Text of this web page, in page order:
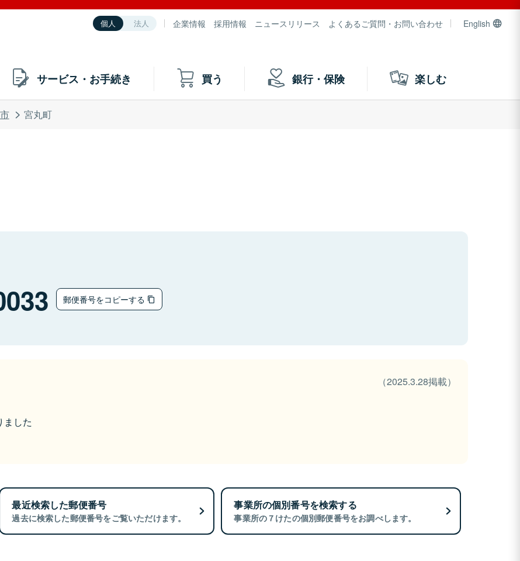
個人 法人 企業情報 採用情報 ニュースリリース よくあるご質問・お問い合わせ English
サービス・お手続き 買う 銀行・保険 楽しむ
宮丸町
郵便番号をコピーする
（2025.3.28掲載）
ました
最近検索した郵便番号
過去に検索した郵便番号をご覧いただけます。
事業所の個別番号を検索する
事業所の７けたの個別郵便番号をお調べします。